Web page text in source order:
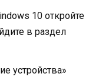
10 откройте
в раздел
устройства»